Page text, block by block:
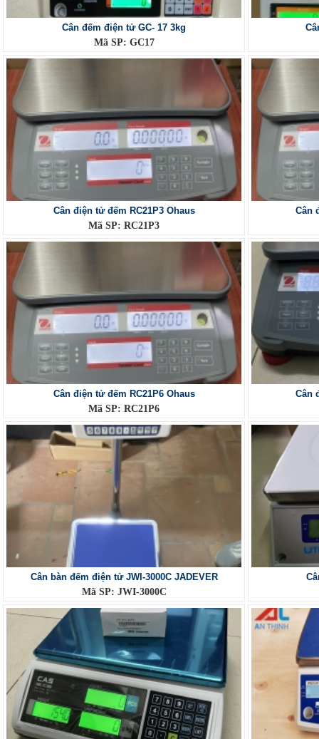
Cân đếm điện tử GC- 17 3kg
Mã SP: GC17
Cân điện tử đếm RC21P3 Ohaus
Mã SP: RC21P3
Cân
Cân điện tử đếm RC21P6 Ohaus
Mã SP: RC21P6
Cân
Cân bàn đếm điện tử JWI-3000C JADEVER
Mã SP: JWI-3000C